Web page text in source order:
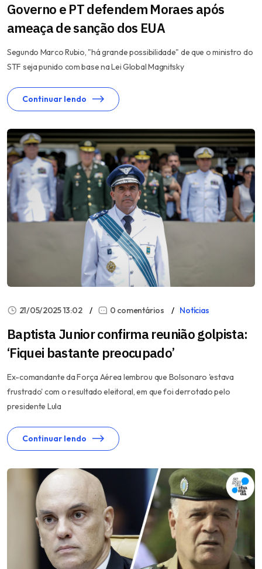
Governo e PT defendem Moraes após
ameaça de sanção dos EUA
Segundo Marco Rubio, "há grande possibilidade" de que o ministro do
STF seja punido com base na Lei Global Magnitsky
Continuar lendo
21/05/2025 13:02 0 comentários Notícias
Baptista Junior confirma reunião golpista:
‘Fiquei bastante preocupado’
Ex-comandante da Força Aérea lembrou que Bolsonaro 'estava
frustrado' com o resultado eleitoral, em que foi derrotado pelo
presidente Lula
Continuar lendo